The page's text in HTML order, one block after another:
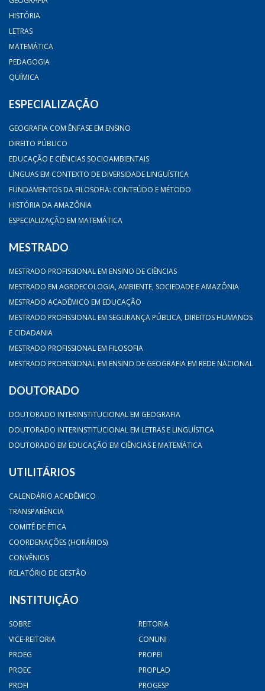
HISTÓRIA
LETRAS
MATEMÁTICA
PEDAGOGIA
QUÍMICA
ESPECIALIZAÇÃO
GEOGRAFIA COM ÊNFASE EM ENSINO
DIREITO PÚBLICO
EDUCAÇÃO E CIÊNCIAS SOCIOAMBIENTAIS
LÍNGUAS EM CONTEXTO DE DIVERSIDADE LINGUÍSTICA
FUNDAMENTOS DA FILOSOFIA: CONTEÚDO E MÉTODO
HISTÓRIA DA AMAZÔNIA
ESPECIALIZAÇÃO EM MATEMÁTICA
MESTRADO
MESTRADO PROFISSIONAL EM ENSINO DE CIÊNCIAS
MESTRADO EM AGROECOLOGIA, AMBIENTE, SOCIEDADE E AMAZÔNIA
MESTRADO ACADÊMICO EM EDUCAÇÃO
MESTRADO PROFISSIONAL EM SEGURANÇA PÚBLICA, DIREITOS HUMANOS
E CIDADANIA
MESTRADO PROFISSIONAL EM FILOSOFIA
MESTRADO PROFISSIONAL EM ENSINO DE GEOGRAFIA EM REDE NACIONAL
DOUTORADO
DOUTORADO INTERINSTITUCIONAL EM GEOGRAFIA
DOUTORADO INTERINSTITUCIONAL EM LETRAS E LINGUÍSTICA
DOUTORADO EM EDUCAÇÃO EM CIÊNCIAS E MATEMÁTICA
UTILITÁRIOS
CALENDÁRIO ACADÊMICO
TRANSPARÊNCIA
COMITÊ DE ÉTICA
COORDENAÇÕES (HORÁRIOS)
CONVÊNIOS
RELATÓRIO DE GESTÃO
INSTITUIÇÃO
SOBRE
REITORIA
VICE-REITORIA
CONUNI
PROEG
PROPEI
PROEC
PROPLAD
PROFI
PROGESP